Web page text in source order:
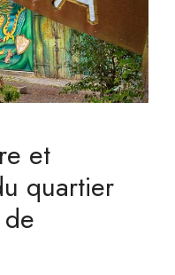
et
quartier